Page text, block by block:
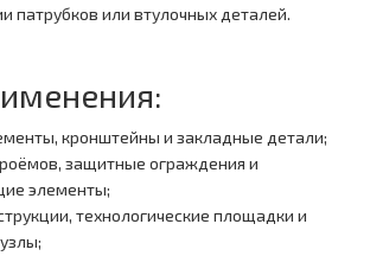
патрубков или втулочных деталей.
кронштейны и закладные детали;
защитные ограждения и
элементы;
технологические площадки и